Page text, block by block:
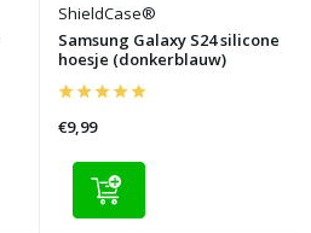
ShieldCase®
Samsung Galaxy S24 silicone
hoesje (donkerblauw)
€9,99